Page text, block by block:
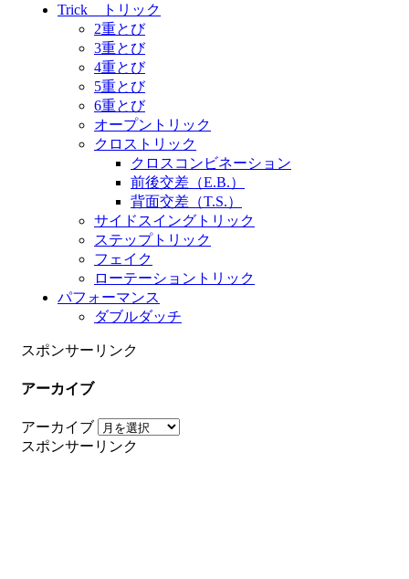
Trick トリック
2重とび
3重とび
4重とび
5重とび
6重とび
オープントリック
クロストリック
クロスコンビネーション
前後交差（E.B.）
背面交差（T.S.）
サイドスイングトリック
ステップトリック
フェイク
ローテーショントリック
パフォーマンス
ダブルダッチ
スポンサーリンク
アーカイブ
アーカイブ
スポンサーリンク